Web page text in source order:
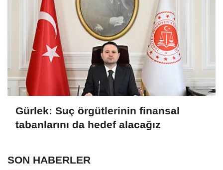
Gürlek: Suç örgütlerinin finansal
tabanlarını da hedef alacağız
SON HABERLER